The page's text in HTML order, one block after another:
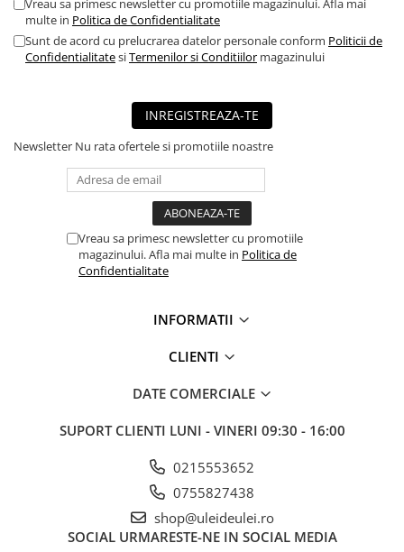
■ Capace roti
■ Stergatoare auto
■ Suporturi portbagaj
■ Echipamente de ridicare
■ Produse sezoniere
■ Produse universale
■ Scule si echipamente
pneumatice
■ Odorizanti auto
■ Consumabile vopsitorie
■ Accesorii vehicule electrice
■ Mobilier service
■ Sistem AC
Vreau sa primesc newsletter cu promotiile magazinului. Afla mai
multe in Politica de Confidentialitate
Sunt de acord cu prelucrarea datelor personale conform Politicii de
ConfidentialitatesiTermenilor si Conditiilor magazinului
INREGISTREAZA-TE
Newsletter Nu rata ofertele si promotiile noastre
Vreau sa primesc newsletter cu promotiile
magazinului. Afla mai multe in Politica de
Confidentialitate
INFORMATII
CLIENTI
DATE COMERCIALE
SUPORT CLIENTI LUNI - VINERI 09:30 - 16:00
0215553652
0755827438
shop@uleideulei.ro
SOCIAL URMARESTE-NE IN SOCIAL MEDIA